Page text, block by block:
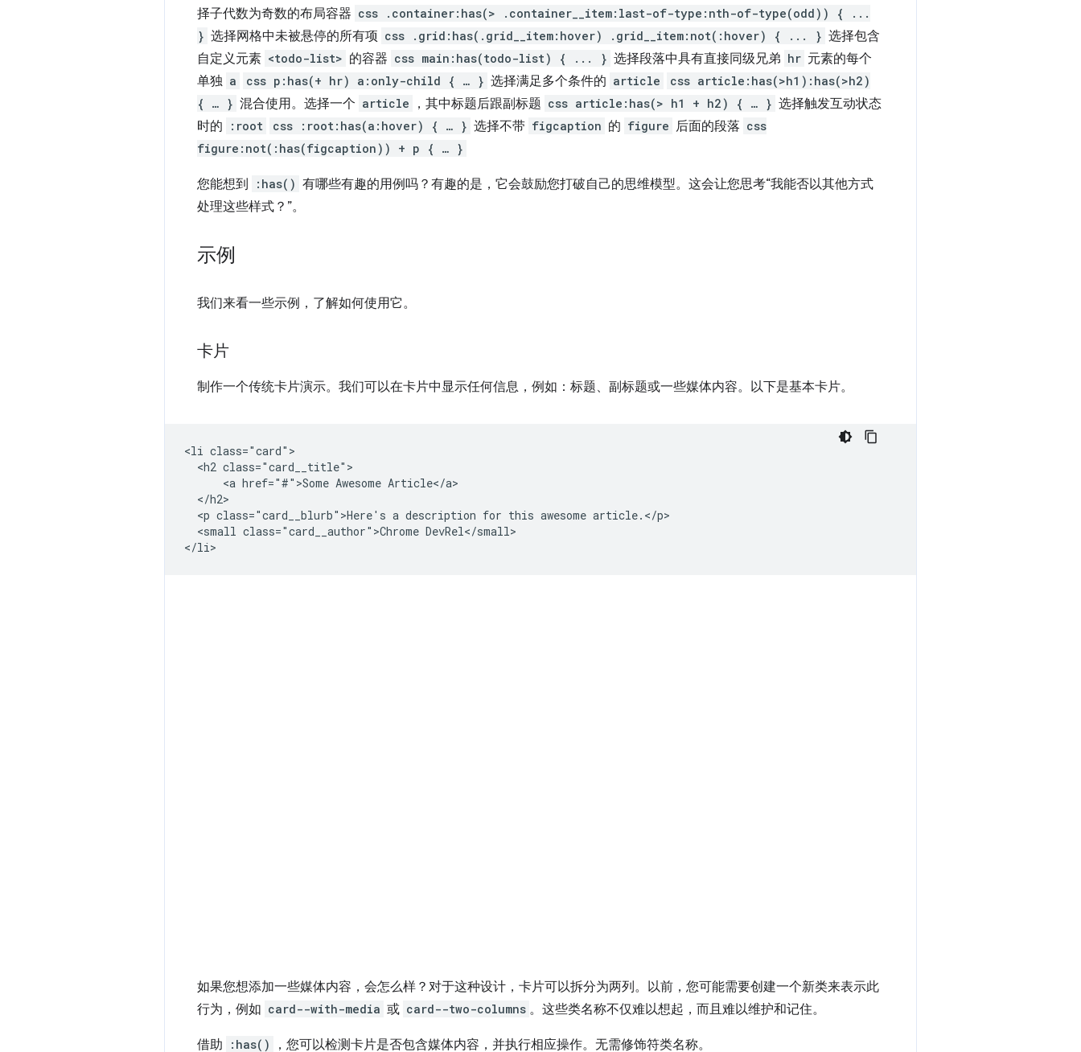
择子代数为奇数的布局容器 css .container:has(> .container__item:last-of-type:nth-of-type(odd)) { ...
} 选择网格中未被悬停的所有项 css .grid:has(.grid__item:hover) .grid__item:not(:hover) { ... } 选择包含
自定义元素 <todo-list> 的容器 css main:has(todo-list) { ... } 选择段落中具有直接同级兄弟 hr 元素的每个
单独 a css p:has(+ hr) a:only-child { … } 选择满足多个条件的 article
css article:has(>h1):has(>h2)
{ … } 混合使用。选择一个 article ，其中标题后跟副标题 css article:has(> h1 + h2) { … } 选择触发互动状态
时的
:root css :root:has(a:hover) { … } 选择不带 figcaption 的 figure 后面的段落 css
figure:not(:has(figcaption)) + p { … }
您能想到 :has() 有哪些有趣的用例吗？有趣的是，它会鼓励您打破自己的思维模型。这会让您思考“我能否以其他方式
处理这些样式？”。
示例
我们来看一些示例，了解如何使用它。
卡片
制作一个传统卡片演示。我们可以在卡片中显示任何信息，例如：标题、副标题或一些媒体内容。以下是基本卡片。
<li class="card">
  <h2 class="card__title">
      <a href="#">Some Awesome Article</a>
  </h2>
  <p class="card__blurb">Here's a description for this awesome article.</p>
  <small class="card__author">Chrome DevRel</small>
如果您想添加一些媒体内容，会怎么样？对于这种设计，卡片可以拆分为两列。以前，您可能需要创建一个新类来表示此
行为，例如 card--with-media 或 card--two-columns 。这些类名称不仅难以想起，而且难以维护和记住。
借助 :has() ，您可以检测卡片是否包含媒体内容，并执行相应操作。无需修饰符类名称。